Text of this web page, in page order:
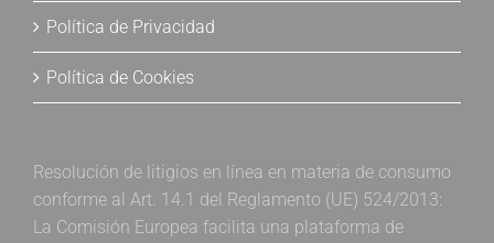
Política de Privacidad
Política de Cookies
Resolución de litigios en línea en materia de consumo
conforme al Art. 14.1 del Reglamento (UE) 524/2013:
La Comisión Europea facilita una plataforma de